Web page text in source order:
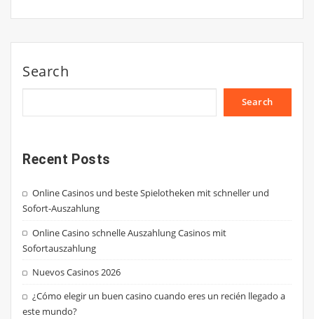
Search
Search
Recent Posts
Online Casinos und beste Spielotheken mit schneller und
Sofort-Auszahlung
Online Casino schnelle Auszahlung Casinos mit
Sofortauszahlung
Nuevos Casinos 2026
¿Cómo elegir un buen casino cuando eres un recién llegado a
este mundo?